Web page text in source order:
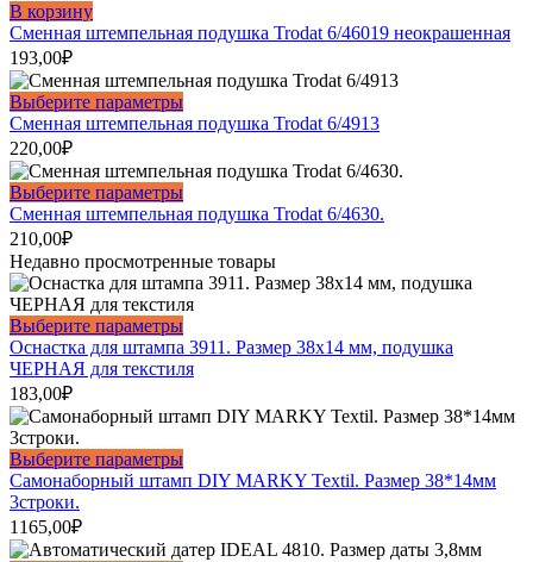
можно
выбрать
странице
товара.
В корзину
Сменная штемпельная подушка Trodat 6/46019 неокрашенная
193,00₽
Выберите параметрыЭтот
товар
несколько
вариаций.
Опции
можно
на
странице
товара.
Сменная штемпельная подушка Trodat 6/4913
220,00₽
Выберите параметрыЭтот
товар
несколько
вариаций.
Опции
можно
выбрать
на
странице
товара.
Сменная штемпельная подушка Trodat 6/4630.
210,00₽
Недавно просмотренные товары
Выберите параметрыЭтот
товар
имеет
вариаций.
можно
выбрать
на
товара.
Оснастка для штампа 3911. Размер 38х14 мм, подушка
ЧЕРНАЯ для текстиля
183,00₽
Выберите параметрыЭтот
товар
вариаций.
Самонаборный штамп DIY MARKY Textil. Размер 38*14мм
3строки.
1165,00₽